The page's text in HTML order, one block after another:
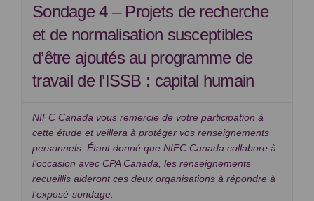
Sondage 4 – Projets de recherche
et de normalisation susceptibles
d’être ajoutés au programme de
travail de l’ISSB : capital humain
NIFC Canada vous remercie de votre participation à
cette étude et veillera à protéger vos renseignements
personnels. Étant donné que NIFC Canada collabore à
l’occasion avec CPA Canada, les renseignements
recueillis aideront ces deux organisations à répondre à
l’exposé-sondage.